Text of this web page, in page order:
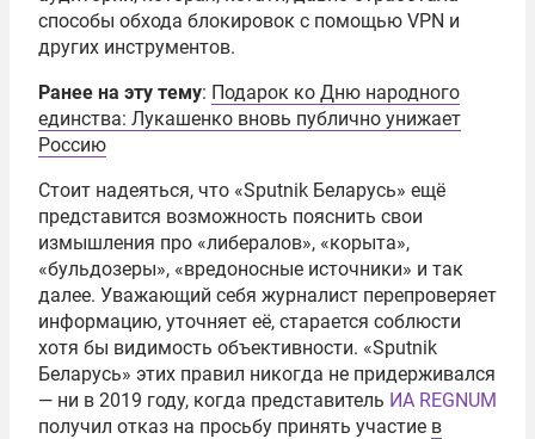
способы обхода блокировок с помощью VPN и
других инструментов.
Ранее на эту тему: Подарок ко Дню народного
единства: Лукашенко вновь публично унижает
Россию
Стоит надеяться, что «Sputnik Беларусь» ещё
представится возможность пояснить свои
измышления про «либералов», «корыта»,
«бульдозеры», «вредоносные источники» и так
далее. Уважающий себя журналист перепроверяет
информацию, уточняет её, старается соблюсти
хотя бы видимость объективности. «Sputnik
Беларусь» этих правил никогда не придерживался
— ни в 2019 году, когда представитель ИА REGNUM
получил отказ на просьбу принять участие в